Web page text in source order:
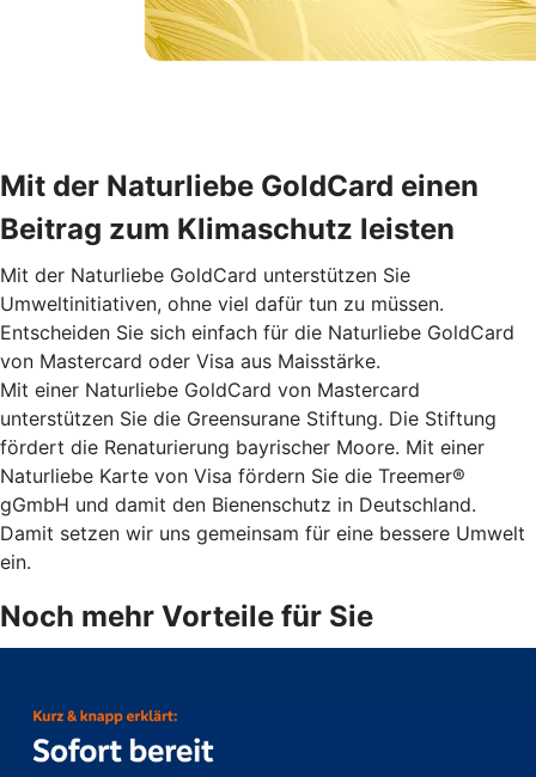
Mit der Naturliebe GoldCard einen
Beitrag zum Klimaschutz leisten
Mit der Naturliebe GoldCard unterstützen Sie
Umweltinitiativen, ohne viel dafür tun zu müssen.
Entscheiden Sie sich einfach für die Naturliebe GoldCard
von Mastercard oder Visa aus Maisstärke.
Mit einer Naturliebe GoldCard von Mastercard
unterstützen Sie die Greensurane Stiftung. Die Stiftung
fördert die Renaturierung bayrischer Moore. Mit einer
Naturliebe Karte von Visa fördern Sie die Treemer®
gGmbH und damit den Bienenschutz in Deutschland.
Damit setzen wir uns gemeinsam für eine bessere Umwelt
ein.
Noch mehr Vorteile für Sie